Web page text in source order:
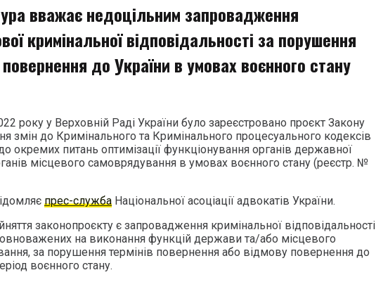
вважає недоцільним запровадження
кримінальної відповідальності за порушення
повернення до України в умовах воєнного стану
року у Верховній Раді України було зареєстровано проєкт Закону
змін до Кримінального та Кримінального процесуального кодексів
окремих питань оптимізації функціонування органів державної
місцевого самоврядування в умовах воєнного стану (реєстр. №
прес-служба Національної асоціації адвокатів України.
законопроєкту є запровадження кримінальної відповідальності
на виконання функцій держави та/або місцевого
за порушення термінів повернення або відмову повернення до
воєнного стану.